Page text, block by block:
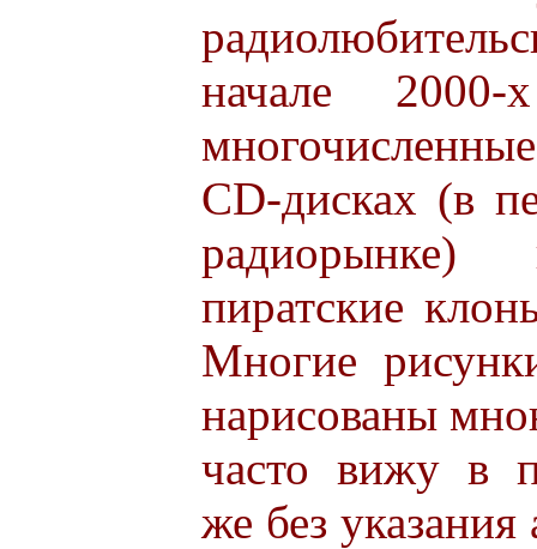
начале 2000-
CD-дисках (в
радиорынке)
пиратские
Многие
нарисованы
часто вижу в
же без